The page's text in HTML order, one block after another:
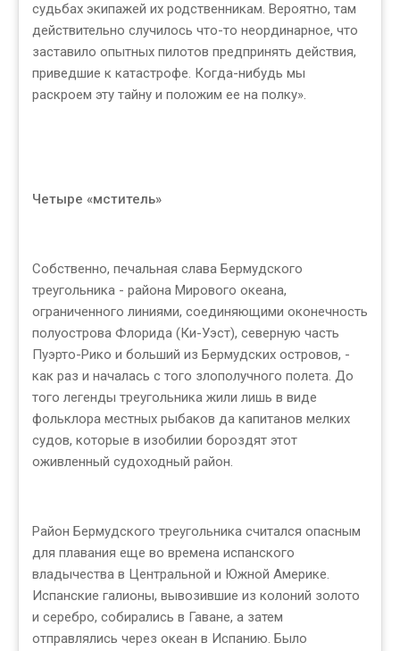
судьбах экипажей их родственникам. Вероятно, там
действительно случилось что-то неординарное, что
заставило опытных пилотов предпринять действия,
приведшие к катастрофе. Когда-нибудь мы
раскроем эту тайну и положим ее на полку».
Четыре «мститель»
Собственно, печальная слава Бермудского
треугольника - района Мирового океана,
ограниченного линиями, соединяющими оконечность
полуострова Флорида (Ки-Уэст), северную часть
Пуэрто-Рико и больший из Бермудских островов, -
как раз и началась с того злополучного полета. До
того легенды треугольника жили лишь в виде
фольклора местных рыбаков да капитанов мелких
судов, которые в изобилии бороздят этот
оживленный судоходный район.
Район Бермудского треугольника считался опасным
для плавания еще во времена испанского
владычества в Центральной и Южной Америке.
Испанские галионы, вывозившие из колоний золото
и серебро, собирались в Гаване, а затем
отправлялись через океан в Испанию. Было